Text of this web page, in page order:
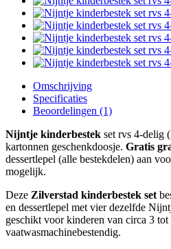
Omschrijving
Specificaties
Beoordelingen (1)
Nijntje kinderbestek set rvs 4-delig
kartonnen geschenkdoosje. Gratis
dessertlepel (alle bestekdelen) aan
mogelijk.
Deze Zilverstad kinderbestek set
en dessertlepel met vier dezelfde
geschikt voor kinderen van circa 3
vaatwasmachinebestendig.